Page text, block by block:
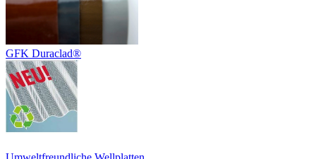
GFK Duraclad®